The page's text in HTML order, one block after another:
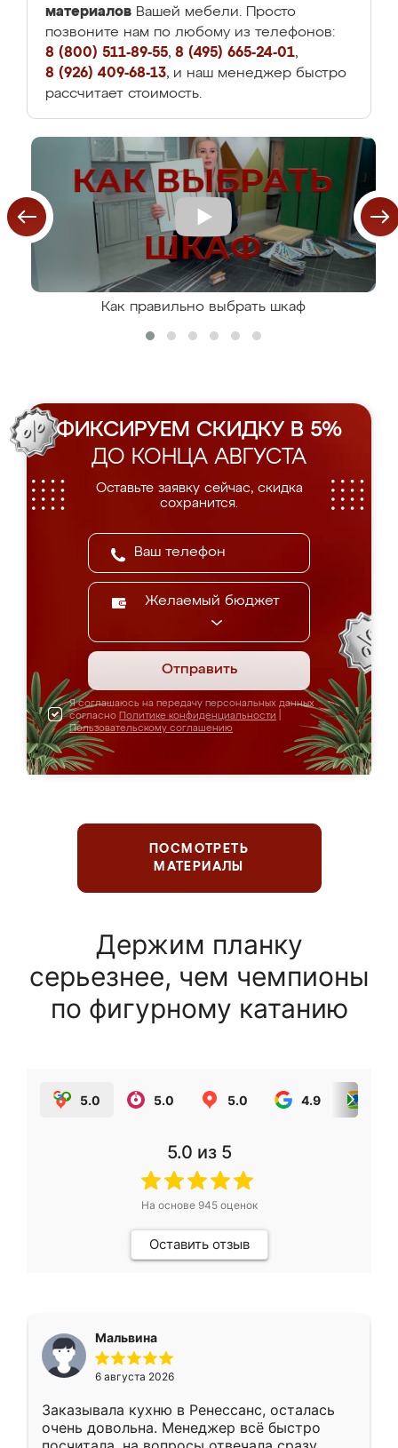
материалов Вашей мебели. Просто
позвоните нам по любому из телефонов:
8 (800) 511-89-55, 8 (495) 665-24-01,
8 (926) 409-68-13, и наш менеджер быстро
рассчитает стоимость.
Как правильно выбрать шкаф
ФИКСИРУЕМ СКИДКУ В 5%
ДО КОНЦА АВГУСТА
Оставьте заявку сейчас, скидка
сохранится.
Желаемый бюджет
Отправить
Я соглашаюсь на передачу персональных данных
согласно Политике конфиденциальности
Пользовательскому соглашению
ПОСМОТРЕТЬ
МАТЕРИАЛЫ
Держим планку
серьезнее, чем чемпионы
по фигурному катанию
5.0 5.0 5.0 4.9
5.0 из 5
На основе 945оценок
Оставить отзыв
Мальвина
6 августа 2026
Заказывала кухню в Ренессанс, осталась
очень довольна. Менеджер всё быстро